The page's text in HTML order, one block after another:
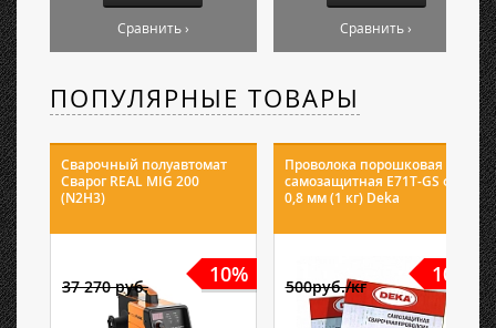
Сравнить › Сравнить ›
ПОПУЛЯРНЫЕ ТОВАРЫ
Сварочный полуавтомат
Сварог REAL MIG 200
(N2H3)
10%
37 270 руб.
Проволока порошковая
самозащитная E71T-GS ф
0,8 мм (1 кг) Deka
10%
500руб./кг